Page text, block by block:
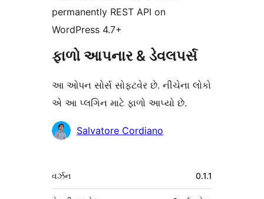
permanently REST API on
WordPress 4.7+
ફાળો આપનાર & ડેવલપર્સ
આ ઓપન સોર્સ સોફ્ટવેર છે. નીચેના લોકો
એ આ પ્લગિન માટે ફાળો આપ્યો છે.
ફાળો
Salvatore Cordiano
મેટા
વર્ઝન 0.1.1